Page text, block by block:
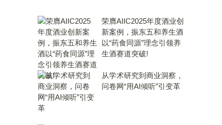
荣膺AIIC2025年度酒业创
新案例，振东五和养生酒
以“药食同源”理念引领养
生酒赛道突破!
从学术研究到商业洞察，
问卷网“用AI倾听”引变革